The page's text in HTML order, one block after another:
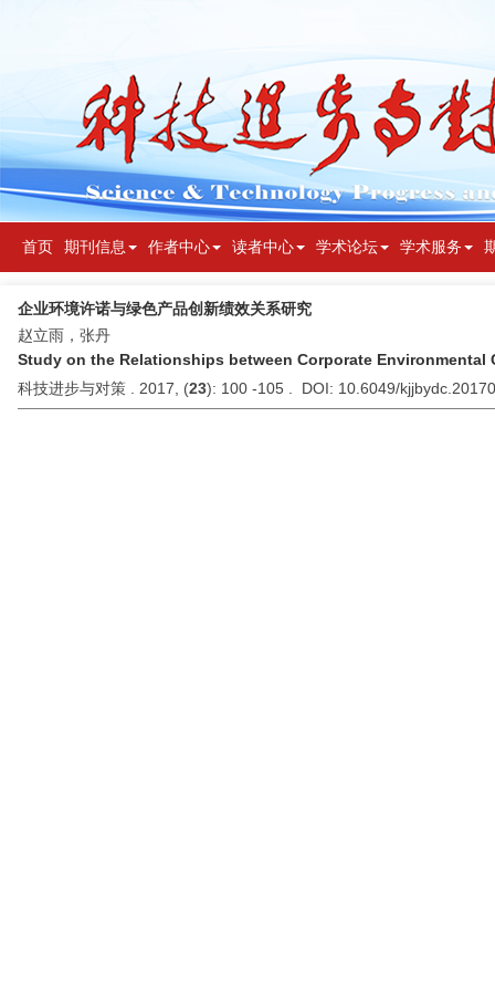
首页 期刊信息 作者中心 读者中心 学术论坛 学术服务
企业环境许诺与绿色产品创新绩效关系研究
赵立雨，张丹
Study on the Relationships between Corporate
科技进步与对策 . 2017, (23): 100 -105 . DOI: 10.6049/